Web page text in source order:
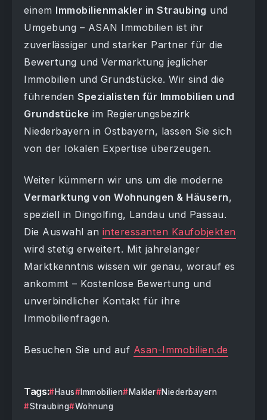
einem Immobilienmakler in Straubing und
Umgebung – ASAN Immobilien ist ihr
zuverlässiger und starker Partner für die
Bewertung und Vermarktung jeglicher
Immobilien und Grundstücke. Wir sind die
führenden Spezialisten für Immobilien und
Grundstücke im Regierungsbezirk
Niederbayern in Ostbayern, lassen Sie sich
von der lokalen Expertise überzeugen.
Weiter kümmern wir uns um die moderne
Vermarktung von Wohnungen & Häusern,
speziell in Dingolfing, Landau und Passau.
Die Auswahl an interessanten Kaufobjekten
wird stetig erweitert. Mit jahrelanger
Marktkenntnis wissen wir genau, worauf es
ankommt – Kostenlose Bewertung und
unverbindlicher Kontakt für ihre
Immobilienfragen.
Besuchen Sie und auf Asan-Immobilien.de
Tags: Haus Immobilien Makler
Niederbayern
Straubing
Wohnung